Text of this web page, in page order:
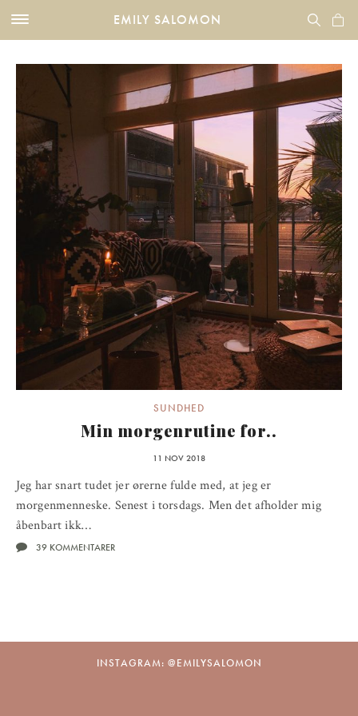
EMILY SALOMON
SUNDHED
Min morgenrutine for..
11 NOV 2018
Jeg har snart tudet jer ørerne fulde med, at jeg er
morgenmenneske. Senest i torsdags. Men det afholder mig
åbenbart ikk…
39 KOMMENTARER
INSTAGRAM: @EMILYSALOMON